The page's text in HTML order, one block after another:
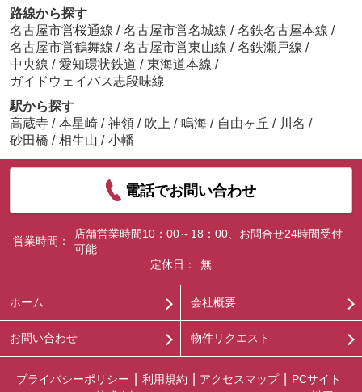
路線から探す
名古屋市営桜通線 / 名古屋市営名城線 / 名鉄名古屋本線 /
名古屋市営鶴舞線 / 名古屋市営東山線 / 名鉄瀬戸線 /
中央線 / 愛知環状鉄道 / 東海道本線 /
ガイドウェイバス志段味線
駅から探す
高蔵寺 / 本星崎 / 神領 / 吹上 / 鳴海 / 自由ヶ丘 / 川名 /
砂田橋 / 相生山 / 小幡
電話でお問い合わせ
営業時間：
店舗営業時間10：00～18：00、お問合せ24時間受付
可能
定休日：
無
ホーム 会社概要
お問い合わせ 物件リクエスト
プライバシーポリシー 利用規約 アクセスマップ
PCサイト